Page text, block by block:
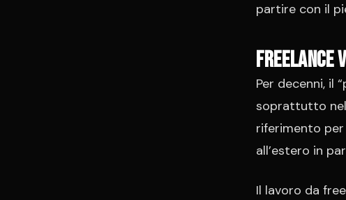
partire con il
Freelance
Per decenni, il
soprattutto
riferimento
all’estero in
Il lavoro da